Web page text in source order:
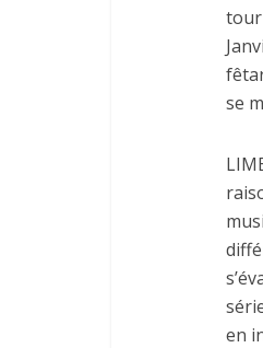
tour
se
en